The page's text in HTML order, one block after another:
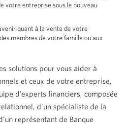
votre entreprise sous le nouveau
quant à la vente de votre
membres de votre famille ou aux
solutions pour vous aider à
et ceux de votre entreprise,
d’experts financiers, composée
d’un spécialiste de la
représentant de Banque